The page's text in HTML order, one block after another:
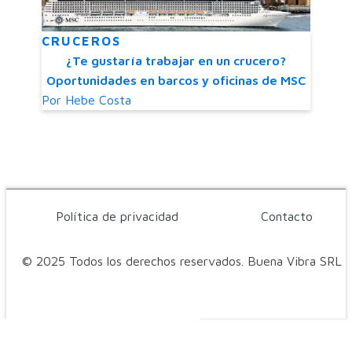
CRUCEROS
¿Te gustaría trabajar en un crucero?
Oportunidades en barcos y oficinas de MSC
Por Hebe Costa
© 2025 Todos los derechos reservados. Buena Vibra SRL
Política de privacidad Contacto